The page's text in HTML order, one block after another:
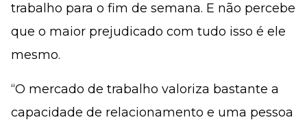
trabalho para o fim de semana. E não percebe
que o maior prejudicado com tudo isso é ele
mesmo.
“O mercado de trabalho valoriza bastante a
capacidade de relacionamento e uma pessoa